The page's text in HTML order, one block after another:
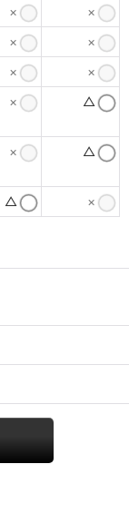
×
×
×
×
×
×
× △
× △
△ ×